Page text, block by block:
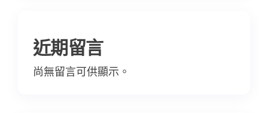
近期留言
尚無留言可供顯示。